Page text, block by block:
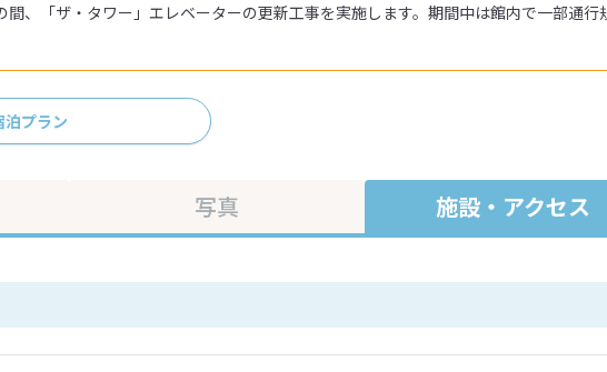
間、「ザ・タワー」エレベーターの更新工事を実施します。期間中は館内で一部通行
泊プラン
写真 施設・アクセス